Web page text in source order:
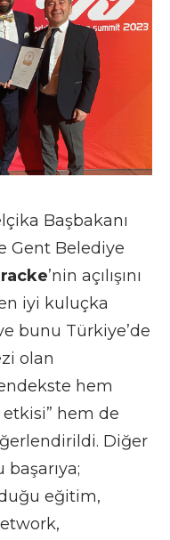
Başbakanı
Gent Belediye
’nin açılışını
iyi kuluçka
bunu Türkiye’de
olan
hem
hem de
Diğer
eğitim,